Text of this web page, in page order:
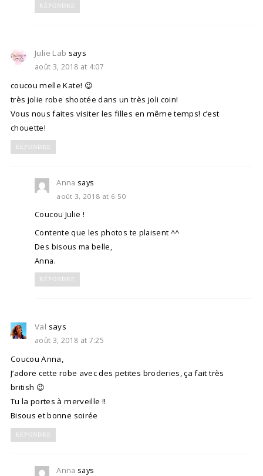
RÉPONDRE
Julie Lab says
août 3, 2018 at 4:07
coucou melle Kate! 😉
très jolie robe shootée dans un très joli coin!
Vous nous faites visiter les filles en même temps! c’est
chouette!
RÉPONDRE
Anna says
août 3, 2018 at 6:50
Coucou Julie !
Contente que les photos te plaisent ^^
Des bisous ma belle,
Anna.
RÉPONDRE
Val says
août 3, 2018 at 7:25
Coucou Anna,
J’adore cette robe avec des petites broderies, ça fait très
british 😉
Tu la portes à merveille !!
Bisous et bonne soirée
RÉPONDRE
Anna says